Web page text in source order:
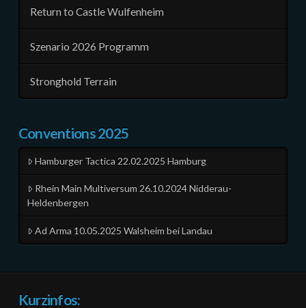
Return to Castle Wulfenheim
Szenario 2026 Programm
Stronghold Terrain
Conventions 2025
Hamburger Tactica 22.02.2025 Hamburg
Rhein Main Multiversum 26.10.2024 Nidderau-
Heldenbergen
Ad Arma 10.05.2025 Walsheim bei Landau
Kurzinfos: